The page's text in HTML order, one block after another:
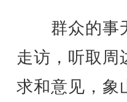
群众的事无
走访，听取周
求和意见，象